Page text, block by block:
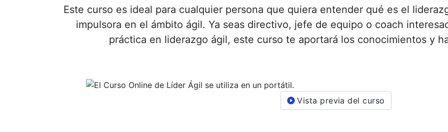
Este curso es ideal para cualquier persona que quiera entender qué es el
impulsora en el ámbito ágil. Ya seas directivo, jefe de equipo o coach
práctica en liderazgo ágil, este curso te aportará los conocimientos y
Vista previa del curso